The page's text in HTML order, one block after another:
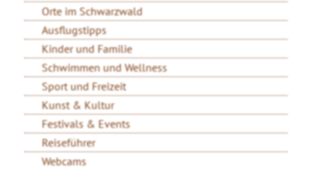
Orte im Schwarzwald
Ausflugstipps
Kinder und Familie
Schwimmen und Wellness
Sport und Freizeit
Kunst & Kultur
Festivals & Events
Reiseführer
Webcams